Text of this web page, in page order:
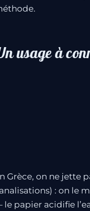
usage à
Grèce, on ne jette
: on le
le papier acidifie